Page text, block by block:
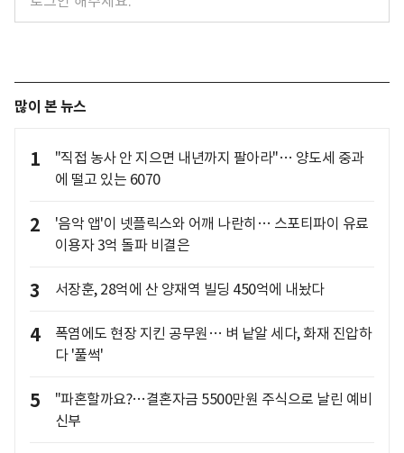
많이 본 뉴스
1
"직접 농사 안 지으면 내년까지 팔아라"… 양도세 중과
에 떨고 있는 6070
2
'음악 앱'이 넷플릭스와 어깨 나란히… 스포티파이 유료
이용자 3억 돌파 비결은
3 서장훈, 28억에 산 양재역 빌딩 450억에 내놨다
4
폭염에도 현장 지킨 공무원… 벼 낱알 세다, 화재 진압하
다 '풀썩'
5
"파혼할까요?…결혼자금 5500만원 주식으로 날린 예비
신부